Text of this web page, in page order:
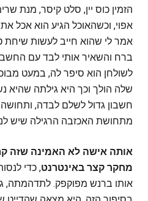
הזמין כוס יין, סלט קיסר, מנת
אפוי, וכשהאוכל הגיע הוא אכל
אמר לי שהוא חייב לעשות שיחת
ברח והשאיר אותי לבד עם
לשולחן הוא סיפר לה, במעט
שלה הולך וכך היא גילתה
חשבון גדול לשלם לבדה,
מתחושת האכזבה הרגילה שיש
אותה אישה לא האמינה שזה
מחקר קצר באינטרנט, כדי
אותו ברנש מפוקפק. לתדהמתה,